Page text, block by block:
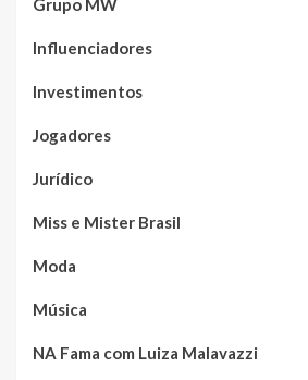
Grupo MW
Influenciadores
Investimentos
Jogadores
Jurídico
Miss e Mister Brasil
Moda
Música
NA Fama com Luiza Malavazzi